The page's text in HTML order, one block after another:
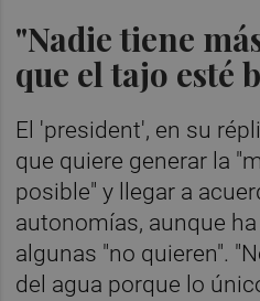
"Nadie tiene
que el tajo esté
El 'president', en su
que quiere generar la
posible" y llegar a
autonomías, aunque
algunas "no quieren".
del agua porque lo